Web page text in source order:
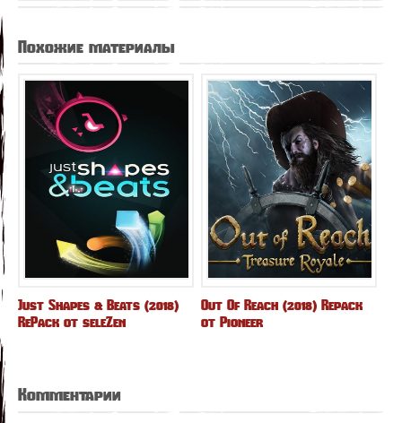
Похожие материалы
Just Shapes & Beats (2018)
RePack от seleZen
Out Of Reach (2018) Repack
от Pioneer
Комментарии